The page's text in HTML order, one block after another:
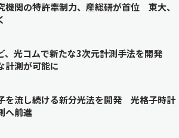
機関の特許牽制力、産総研が首位 東大、
、光コムで新たな3次元計測手法を開発
計測が可能に
を流し続ける新分光法を開発 光格子時計
へ前進